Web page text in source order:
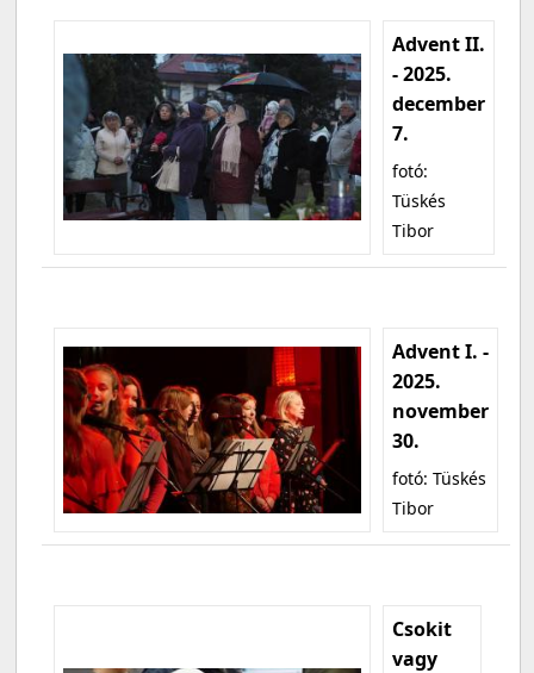
Advent II.
- 2025.
december
7.
fotó:
Tüskés
Tibor
Advent I. -
2025.
november
30.
fotó: Tüskés
Tibor
Csokit
vagy